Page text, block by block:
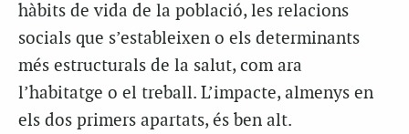
hàbits de vida de la població, les relacions
socials que s’estableixen o els determinants
més estructurals de la salut, com ara
l’habitatge o el treball. L’impacte, almenys en
els dos primers apartats, és ben alt.